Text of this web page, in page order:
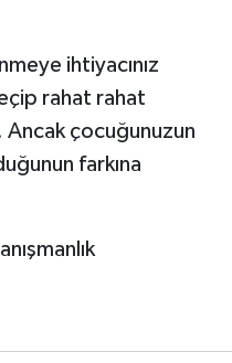
ihtiyacınız
rahat rahat
çocuğunuzun
farkına